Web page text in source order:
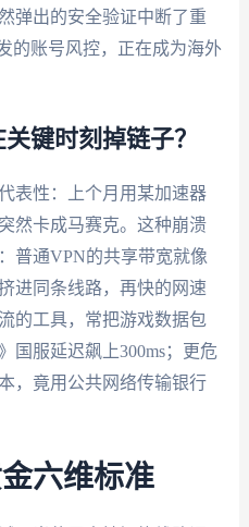
弹出的安全验证中断了重
账号风控，正在成为海外
键时刻掉链子？
表性：上个月用某加速器
然卡成马赛克。这种崩溃
普通VPN的共享带宽就像
进同条线路，再快的网速
的工具，常把游戏数据包
国服延迟飙上300ms；更危
，竟用公共网络传输银行
六维标准